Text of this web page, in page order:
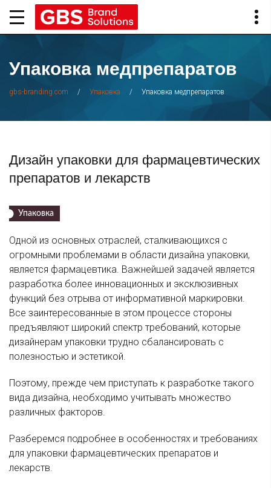
Упаковка медпрепаратов
gbs-branding.com / Упаковка / Упаковка медпрепаратов
Дизайн упаковки для фармацевтических
препаратов и лекарств
Упаковка
Одной из основных отраслей, сталкивающихся с
огромными проблемами в области дизайна упаковки,
является фармацевтика. Важнейшей задачей является
разработка более инновационных и эксклюзивных
функций без отрыва от информативной маркировки.
Все заинтересованные в этом процессе стороны
предъявляют широкий спектр требований, которые
дизайнерам упаковки трудно сбалансировать с
полезностью и эстетикой.
Поэтому, прежде чем приступать к разработке такого
вида дизайна, необходимо учитывать множество
различных факторов.
Разберемся подробнее в особенностях и требованиях
для упаковки фармацевтических препаратов и
лекарств.